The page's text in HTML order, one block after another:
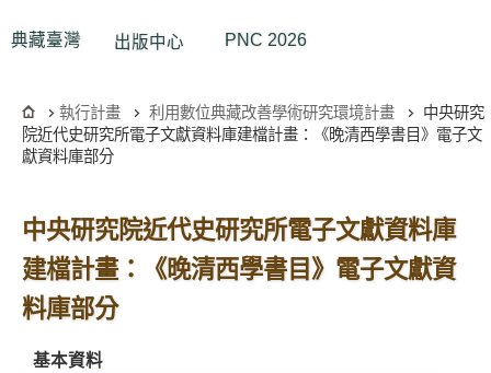
典藏臺灣 出版中心 PNC 2026
執行計畫 利用數位典藏改善學術研究環境計畫
中央研究
院近代史研究所電子文獻資料庫建檔計畫：《晚清西學書目》電子文
獻資料庫部分
中央研究院近代史研究所電子文獻資料庫
建檔計畫：《晚清西學書目》電子文獻資
料庫部分
基本資料